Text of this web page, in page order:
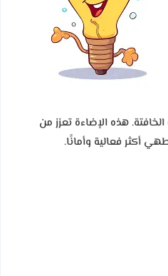
هذه الإضاءة تعزز من
أكثر فعالية وأمانًا.